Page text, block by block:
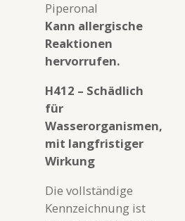
Piperonal
Kann allergische
Reaktionen
hervorrufen.
H412 – Schädlich
für
Wasserorganismen,
mit langfristiger
Wirkung
Die vollständige
Kennzeichnung ist